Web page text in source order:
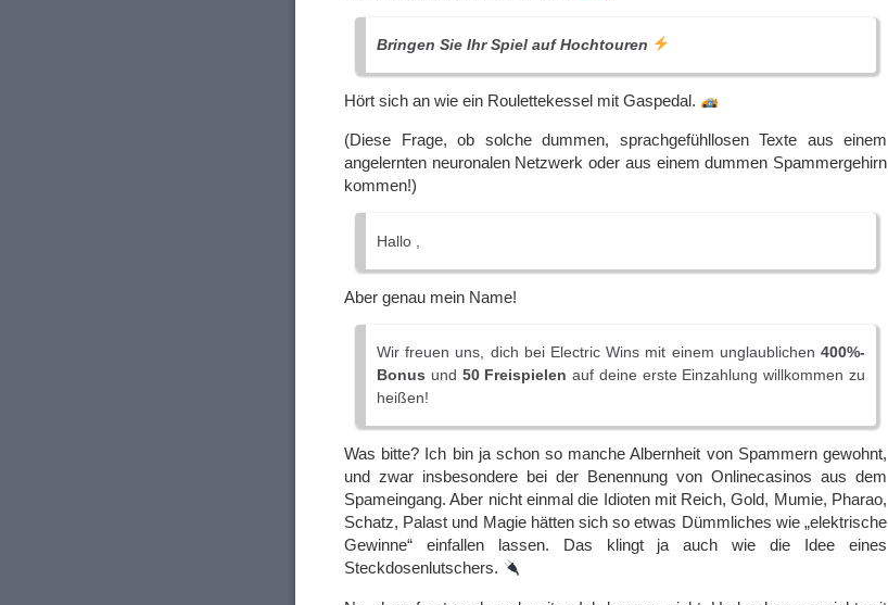
Bringen Sie Ihr Spiel auf Hochtouren
Hört sich an wie ein Roulettekessel mit Gaspedal.
(Diese Frage, ob solche dummen, sprachgefühllosen Texte aus einem
angelernten neuronalen Netzwerk oder aus einem dummen Spammergehirn
kommen!)
Hallo ,
Aber genau mein Name!
Wir freuen uns, dich bei Electric Wins mit einem unglaublichen 400%-
Bonus und 50 Freispielen auf deine erste Einzahlung willkommen zu
heißen!
Was bitte? Ich bin ja schon so manche Albernheit von Spammern gewohnt,
und zwar insbesondere bei der Benennung von Onlinecasinos aus dem
Spameingang. Aber nicht einmal die Idioten mit Reich, Gold, Mumie, Pharao,
Schatz, Palast und Magie hätten sich so etwas Dümmliches wie „elektrische
Gewinne“ einfallen lassen. Das klingt ja auch wie die Idee eines
Steckdosenlutschers.